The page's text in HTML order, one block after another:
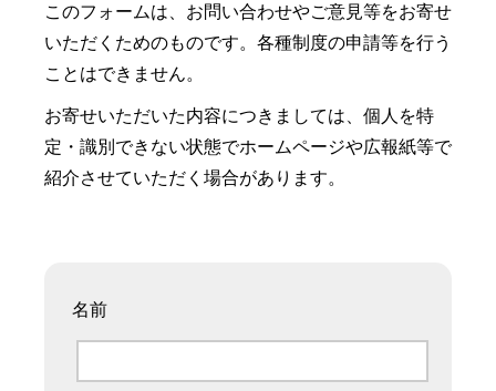
このフォームは、お問い合わせやご意見等をお寄せ
いただくためのものです。各種制度の申請等を行う
ことはできません。
お寄せいただいた内容につきましては、個人を特
定・識別できない状態でホームページや広報紙等で
紹介させていただく場合があります。
名前